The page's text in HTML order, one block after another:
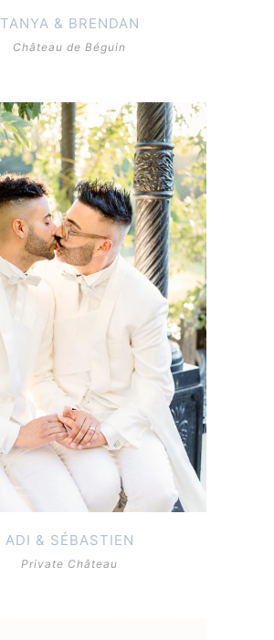
TANYA & BRENDAN
Château de Béguin
ADI & SÉBASTIEN
Private Château